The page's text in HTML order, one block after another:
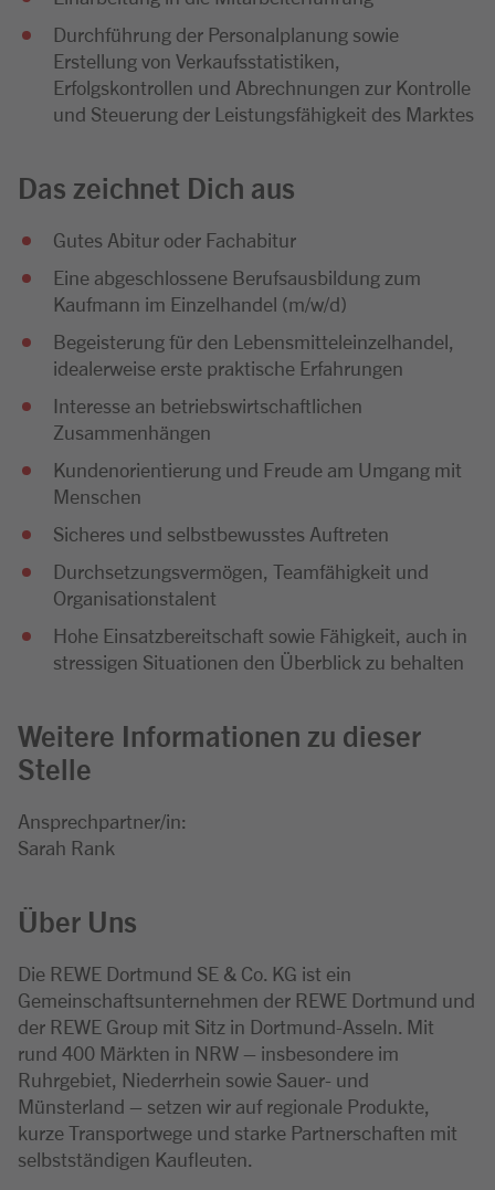
Durchführung der Personalplanung sowie
Erstellung von Verkaufsstatistiken,
Erfolgskontrollen und Abrechnungen zur Kontrolle
und Steuerung der Leistungsfähigkeit des Marktes
Das zeichnet Dich aus
Gutes Abitur oder Fachabitur
Eine abgeschlossene Berufsausbildung zum
Kaufmann im Einzelhandel (m/w/d)
Begeisterung für den Lebensmitteleinzelhandel,
idealerweise erste praktische Erfahrungen
Interesse an betriebswirtschaftlichen
Zusammenhängen
Kundenorientierung und Freude am Umgang mit
Menschen
Sicheres und selbstbewusstes Auftreten
Durchsetzungsvermögen, Teamfähigkeit und
Organisationstalent
Hohe Einsatzbereitschaft sowie Fähigkeit, auch in
stressigen Situationen den Überblick zu behalten
Weitere Informationen zu dieser
Stelle
Ansprechpartner/in:
Sarah Rank
Über Uns
Die REWE Dortmund SE & Co. KG ist ein
Gemeinschaftsunternehmen der REWE Dortmund und
der REWE Group mit Sitz in Dortmund-Asseln. Mit
rund 400 Märkten in NRW – insbesondere im
Ruhrgebiet, Niederrhein sowie Sauer- und
Münsterland – setzen wir auf regionale Produkte,
kurze Transportwege und starke Partnerschaften mit
selbstständigen Kaufleuten.